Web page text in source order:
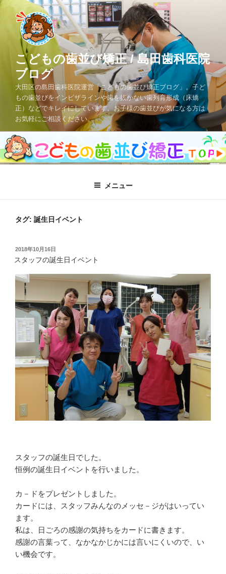
コ
こどもの歯並び矯正 / 島田歯科医院
ブログ
大田区の島田歯科医院運営「こどもの歯並び矯正ブログ」。子ど
もの歯並びをインビザラインや歯を抜かない歯列育形成（床矯
正）などでキレイにしています。お子様の歯並びが気になる方は
お気軽にご相談ください。
メニュー
タグ: 誕生日イベント
投
稿
2018年10月16日
スタッフの誕生日イベント
スタッフの誕生日でした。
恒例の誕生日イベントを行いました。
カ－ドをプレゼントしました。
カードには、スタッフみんなのメッセ－ジがはいってい
ます。
私は、日ごろの感謝の気持ちをカードに書きます。
感謝の言葉って、なかなかじかには言いにくいので、い
い機会です。